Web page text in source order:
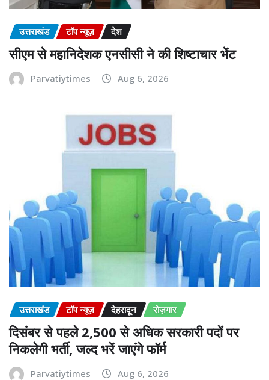
उत्तराखंड टॉप न्यूज़ देश
सीएम से महानिदेशक एनसीसी ने की शिष्टाचार भेंट
Parvatiytimes Aug 6, 2026
उत्तराखंड टॉप न्यूज़ देहरादून रोज़गार
दिसंबर से पहले 2,500 से अधिक सरकारी पदों पर
निकलेगी भर्ती, जल्द भरें जाएंगे फॉर्म
Parvatiytimes Aug 6, 2026